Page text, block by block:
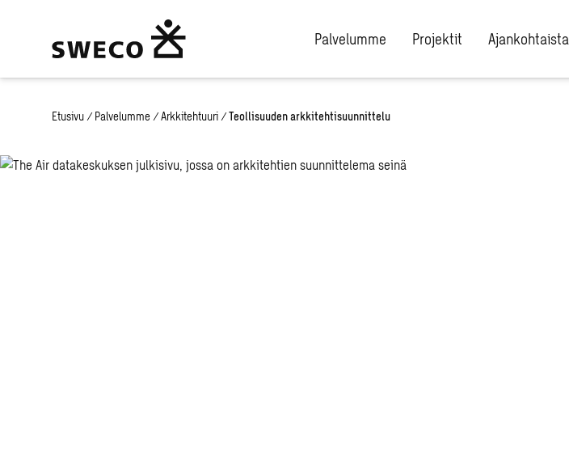
Palvelumme Projektit Ajankohtaista
Etusivu / Palvelumme / Arkkitehtuuri / Teollisuuden arkkitehtisuunnittelu